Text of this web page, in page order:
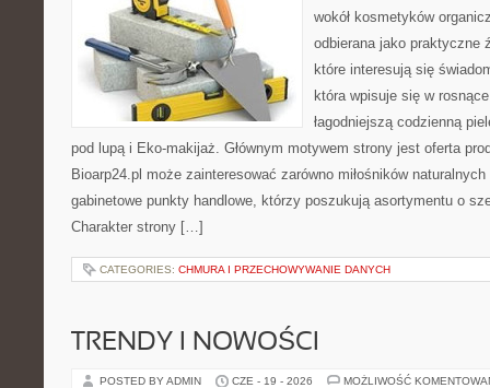
wokół kosmetyków
odbierana jako praktyczne
które interesują się
która wpisuje się w
łagodniejszą codzienną
pod lupą i Eko-makijaż. Głównym motywem strony jest oferta
Bioarp24.pl może zainteresować zarówno miłośników
gabinetowe punkty handlowe, którzy poszukują asortymentu o
Charakter strony […]
CATEGORIES: CHMURA I PRZECHOWYWANIE DANYCH
TRENDY I NOWOŚCI
POSTED BY ADMIN CZE - 19 - 2026 MOŻLIWOŚĆ